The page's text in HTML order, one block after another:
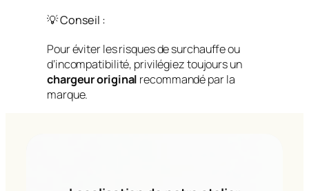
💡 Conseil :
Pour éviter les risques de surchauffe ou
d’incompatibilité, privilégiez toujours un
chargeur original recommandé par la
marque.